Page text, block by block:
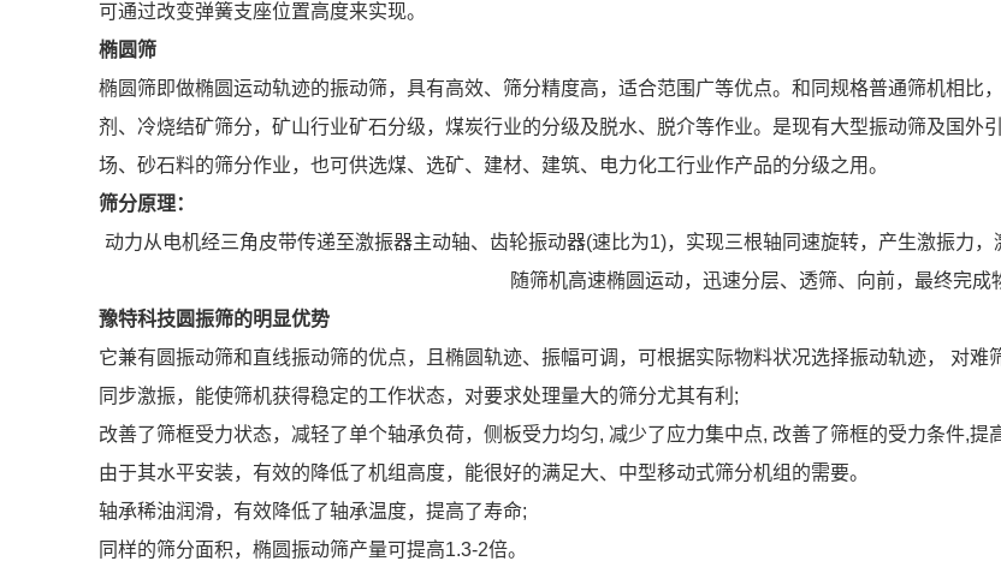
可通过改变弹簧支座位置高度来实现。
椭圆筛
椭圆筛即做椭圆运动轨迹的振动筛，具有高效、筛分精度高，适合范围广等优点。和同规格普通筛机相比
剂、冷烧结矿筛分，矿山行业矿石分级，煤炭行业的分级及脱水、脱介等作业。是现有大型振动筛及国外
场、砂石料的筛分作业，也可供选煤、选矿、建材、建筑、电力化工行业作产品的分级之用。
筛分原理：
动力从电机经三角皮带传递至激振器主动轴、齿轮振动器(速比为1)，实现三根轴同速旋转，产生激振力
随筛机高速椭圆运动，迅速分层、透筛、向前，最终完成
豫特科技圆振筛的明显优势
它兼有圆振动筛和直线振动筛的优点，且椭圆轨迹、振幅可调，可根据实际物料状况选择振动轨迹， 对难
同步激振，能使筛机获得稳定的工作状态，对要求处理量大的筛分尤其有利;
改善了筛框受力状态，减轻了单个轴承负荷，侧板受力均匀, 减少了应力集中点, 改善了筛框的受力条件,提
由于其水平安装，有效的降低了机组高度，能很好的满足大、中型移动式筛分机组的需要。
轴承稀油润滑，有效降低了轴承温度，提高了寿命;
同样的筛分面积，椭圆振动筛产量可提高1.3-2倍。